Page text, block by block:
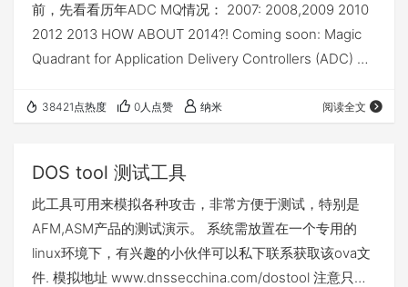
前，先看看历年ADC MQ情况： 2007: 2008,2009 2010
2012 2013 HOW ABOUT 2014?! Coming soon: Magic
Quadrant for Application Delivery Controllers (ADC) by
Comment We just published the 2014 Magic Quadr…
38421点热度 0人点赞 纳米 阅读全文
DOS tool 测试工具
此工具可用来模拟各种攻击，非常方便于测试，特别是
AFM,ASM产品的测试演示。 系统需放置在一个专用的
linux环境下，有兴趣的小伙伴可以私下联系获取该ova文
件. 模拟地址 www.dnssecchina.com/dostool 注意只是